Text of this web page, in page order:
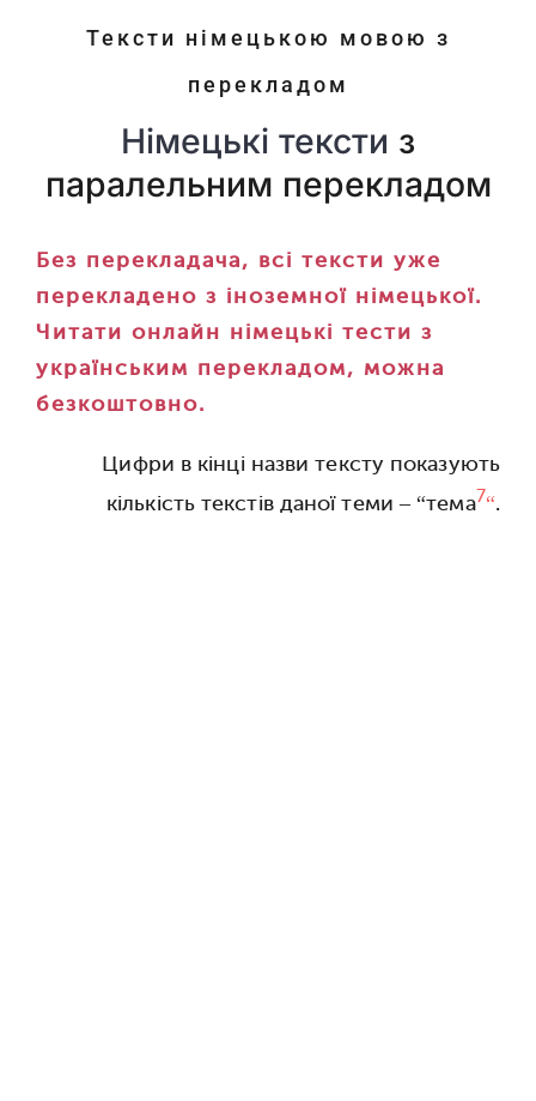
Тексти німецькою мовою з
перекладом
Німецькі тексти з
паралельним перекладом
Без перекладача, всі тексти уже
перекладено з іноземної німецької.
Читати онлайн німецькі тести з
українським перекладом, можна
безкоштовно.
Цифри в кінці назви тексту показують
кількість текстів даної теми – “тема7“.